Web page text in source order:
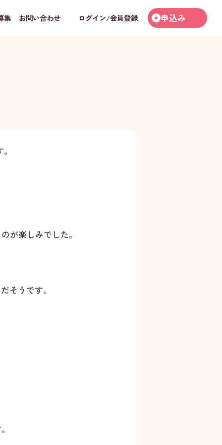
集 お問い合わせ ログイン/会員登録 申込み
が楽しみでした。
そうです。